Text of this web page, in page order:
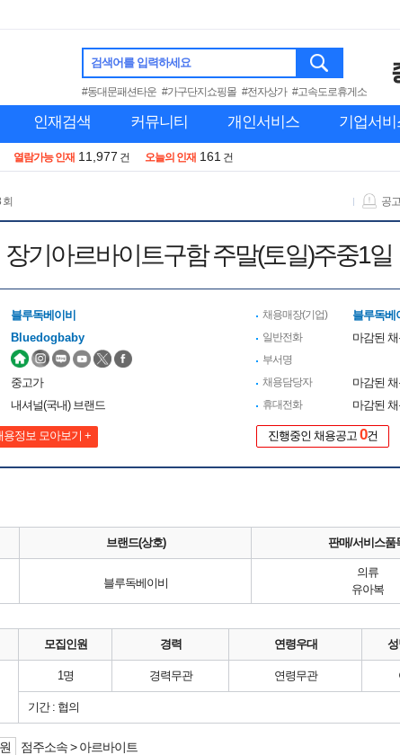
검색어를 입력하세요
#동대문패션타운 #가구단지쇼핑몰 #전자상가 #고속도로휴게소
인재검색 커뮤니티 개인서비스 기업서비
열람가능 인재 11,977 건 오늘의 인재 161 건
회 공
장기아르바이트구함 주말(토일)주중1일
블루독베이비
Bluedogbaby
중고가
내셔널(국내) 브랜드
용정보 모아보기 +
채용매장(기업) 블루독베
일반전화 마감된
부서명
채용담당자
마감된
휴대전화 마감된
진행중인 채용공고 0건
브랜드(상호) 판매/서비스품
블루독베이비
의류
유아복
모집인원 경력 연령우대
1명 경력무관 연령무관
기간 : 협의
점주소속 > 아르바이트